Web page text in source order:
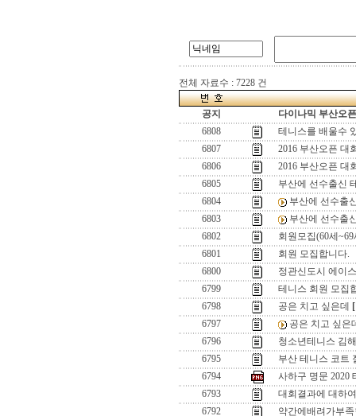
전체 자료수 : 7228 건
공지
다이나믹 부산오
6808
테니스를 배울수
6807
2016 부산오픈 대
6806
2016 부산오픈 대
6805
부산에 선수출신
6804
부산에 선수출
6803
부산에 선수출
6802
회원모집(60세~69
6801
회원 모집합니다.
6800
정관신도시 에이
6799
테니스 회원 모집
6798
공은 치고 싶은데
6797
공은 치고 싶은
6796
청소년테니스 김
6795
부산 테니스 코트
6794
사하구 명문 2020
6793
대회결과에 대하
6792
약간에배려가부